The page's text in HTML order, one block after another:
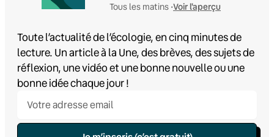
Tous les matins •Voir l'aperçu
Toute l’actualité de l’écologie, en cinq minutes de
lecture. Un article à la Une, des brèves, des sujets de
réflexion, une vidéo et une bonne nouvelle ou une
bonne idée chaque jour !